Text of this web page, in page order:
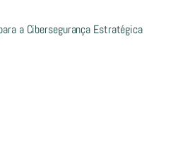
a Cibersegurança Estratégica